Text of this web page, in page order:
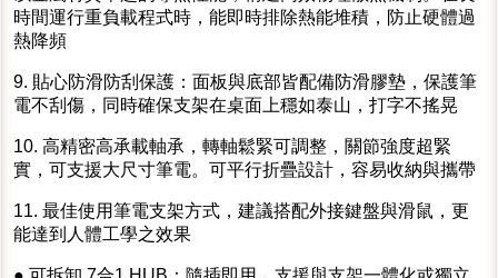
時間運行重負載程式時，能即時排除熱能堆積，防止硬體過
熱降頻
9. 貼心防滑防刮保護：面板與底部皆配備防滑膠墊，保護筆
電不刮傷，同時確保支架在桌面上穩如泰山，打字不搖晃
10. 高精密高承載軸承，轉軸鬆緊可調整，關節強度超緊
實，可支援大尺寸筆電。可平行折疊設計，容易收納與攜帶
11. 最佳使用筆電支架方式，建議搭配外接鍵盤與滑鼠，更
能達到人體工學之效果